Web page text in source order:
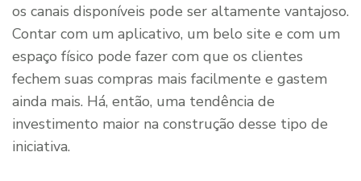
os canais disponíveis pode ser altamente vantajoso.
Contar com um aplicativo, um belo site e com um
espaço físico pode fazer com que os clientes
fechem suas compras mais facilmente e gastem
ainda mais. Há, então, uma tendência de
investimento maior na construção desse tipo de
iniciativa.